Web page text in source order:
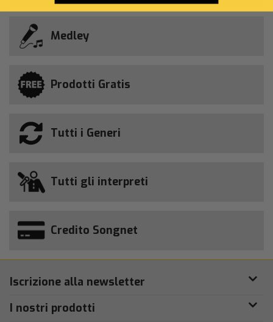
Medley
Prodotti Gratis
Tutti i Generi
Tutti gli interpreti
Credito Songnet
Iscrizione alla newsletter
I nostri prodotti